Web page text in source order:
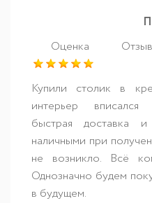
Оценка
Купили столик в
интерьер вписался
быстрая доставка и
наличными при
не возникло. Всё
Однозначно будем
в будущем.